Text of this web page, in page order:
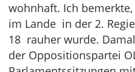
wohnhaft. Ich
im Lande in der 2.
18 rauher wurde.
der Oppositionspartei